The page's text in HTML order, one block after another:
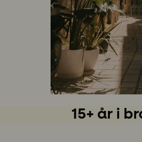
15+ år i